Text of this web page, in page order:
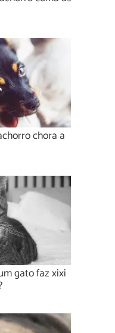
chora a
gato faz xixi